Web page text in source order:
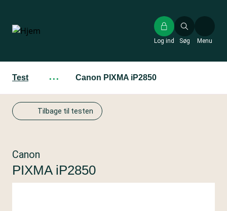
hovedindhold
Søg
Log ind Menu
Test ··· Canon PIXMA iP2850
Tilbage til testen
Canon
PIXMA iP2850